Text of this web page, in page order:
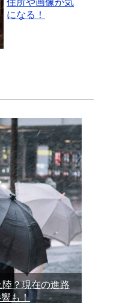
住所や画像が気
になる！
？現在の進路
も！